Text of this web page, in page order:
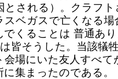
とされる）。クラフ
スベガスで亡くなる場
でくることは 普通あ
皆そうした。当該犠
会場にいた友人すべて
集まったのである。